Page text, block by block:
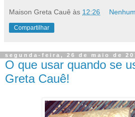
Maison Greta Cauê às 12:26
Compartilhar
segunda-feira, 26 de maio de
O que usar quando se
Greta Cauê!